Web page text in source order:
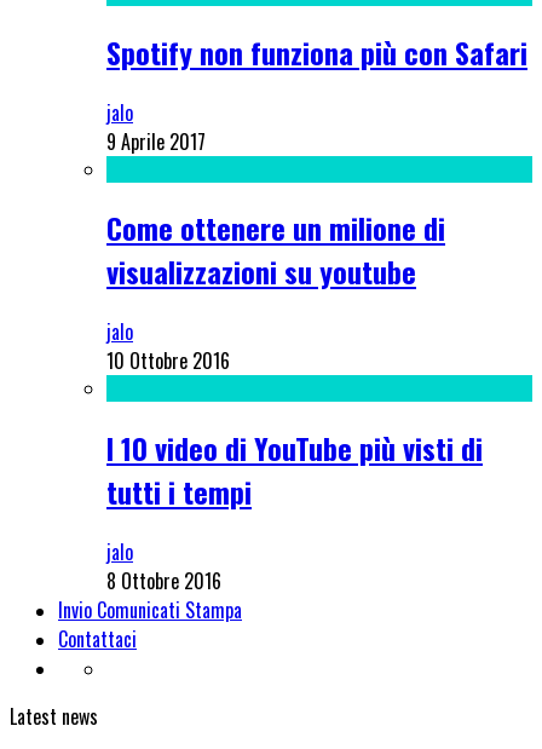
Spotify non funziona più con Safari
jalo
9 Aprile 2017
Come ottenere un milione di
visualizzazioni su youtube
jalo
10 Ottobre 2016
I 10 video di YouTube più visti di
tutti i tempi
jalo
8 Ottobre 2016
Invio Comunicati Stampa
Contattaci
Latest news